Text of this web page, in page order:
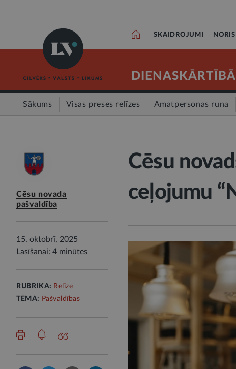
SKAIDROJUMI
DIENASKĀRTĪBĀ
Sākums Visas preses relīzes Amatpersonas runa
Cēsu novada
pašvaldība
15. oktobrī, 2025
Lasīšanai: 4 minūtes
RUBRIKA: Relīze
TĒMA: Pašvaldības
Cēsu
ceļojumu